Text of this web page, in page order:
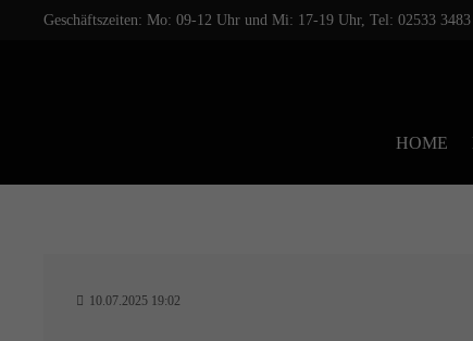
Geschäftszeiten: Mo: 09-12 Uhr und Mi: 17-19 Uhr, Tel: 02533 3483
HOME
10.07.2025 19:02